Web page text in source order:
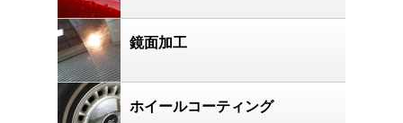
鏡面加工
ホイールコーティング